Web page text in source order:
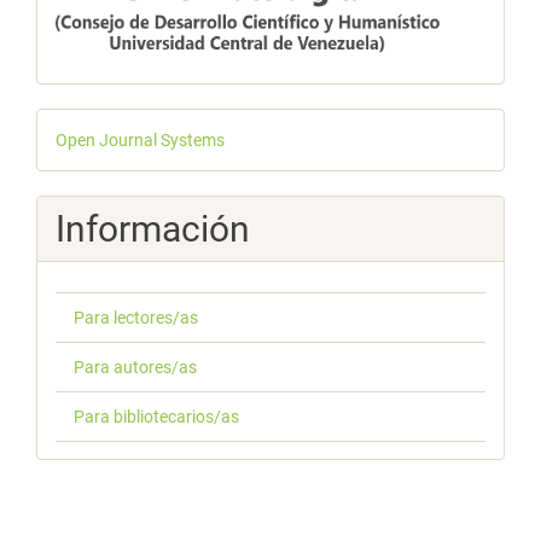
Desarrollado
por
Open Journal Systems
Información
Para lectores/as
Para autores/as
Para bibliotecarios/as